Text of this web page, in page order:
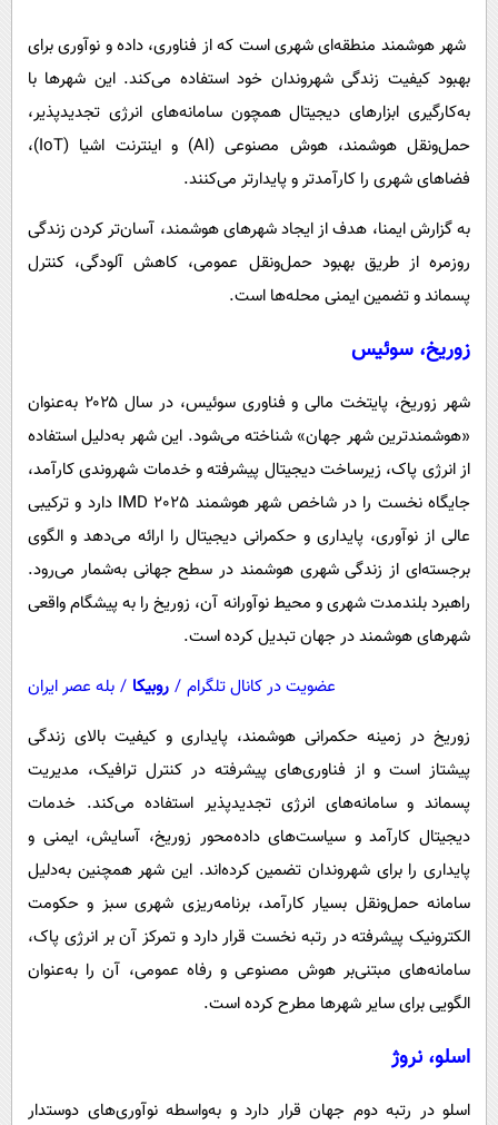
فناوری
گوناگون
محیط زیست
فرهنگی
بین الملل
روانشناسی
آشپزی
شهر هوشمند منطقه‌ای شهری است که از فناوری، داده و نوآوری برای
بهبود کیفیت زندگی شهروندان خود استفاده می‌کند. این شهرها با
به‌کارگیری ابزارهای دیجیتال همچون سامانه‌های انرژی تجدیدپذیر،
حمل‌ونقل هوشمند، هوش مصنوعی (AI) و اینترنت اشیا (IoT)،
فضاهای شهری را کارآمدتر و پایدارتر می‌کنند.
به گزارش ایمنا، هدف از ایجاد شهرهای هوشمند، آسان‌تر کردن زندگی
روزمره از طریق بهبود حمل‌ونقل عمومی، کاهش آلودگی، کنترل
پسماند و تضمین ایمنی محله‌ها است.
زوریخ، سوئیس
شهر زوریخ، پایتخت مالی و فناوری سوئیس، در سال ۲۰۲۵ به‌عنوان
«هوشمندترین شهر جهان» شناخته می‌شود. این شهر به‌دلیل استفاده
از انرژی پاک، زیرساخت دیجیتال پیشرفته و خدمات شهروندی کارآمد،
جایگاه نخست را در شاخص شهر هوشمند IMD 2025 دارد و ترکیبی
عالی از نوآوری، پایداری و حکمرانی دیجیتال را ارائه می‌دهد و الگوی
برجسته‌ای از زندگی شهری هوشمند در سطح جهانی به‌شمار می‌رود.
راهبرد بلندمدت شهری و محیط نوآورانه آن، زوریخ را به پیشگام واقعی
شهرهای هوشمند در جهان تبدیل کرده است.
عضویت در کانال تلگرام / روبیکا / بله عصر ایران
زوریخ در زمینه حکمرانی هوشمند، پایداری و کیفیت بالای زندگی
پیشتاز است و از فناوری‌های پیشرفته در کنترل ترافیک، مدیریت
پسماند و سامانه‌های انرژی تجدیدپذیر استفاده می‌کند. خدمات
دیجیتال کارآمد و سیاست‌های داده‌محور زوریخ، آسایش، ایمنی و
پایداری را برای شهروندان تضمین کرده‌اند. این شهر همچنین به‌دلیل
سامانه حمل‌ونقل بسیار کارآمد، برنامه‌ریزی شهری سبز و حکومت
الکترونیک پیشرفته در رتبه نخست قرار دارد و تمرکز آن بر انرژی پاک،
سامانه‌های مبتنی‌بر هوش مصنوعی و رفاه عمومی، آن را به‌عنوان
الگویی برای سایر شهرها مطرح کرده است.
اسلو، نروژ
اسلو در رتبه دوم جهان قرار دارد و به‌واسطه نوآوری‌های دوستدار